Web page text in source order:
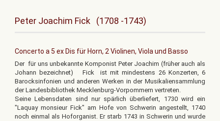
Peter Joachim Fick (1708 -1743)
Concerto a 5 ex Dis für Horn, 2 Violinen, Viola und Basso
Der für uns unbekannte Komponist Peter Joachim (früher auch als
Johann bezeichnet) Fick ist mit mindestens 26 Konzerten, 6
Barocksinfonien und anderen Werken in der Musikaliensammlung
der Landesbibliothek Mecklenburg-Vorpommern vertreten.
Seine Lebensdaten sind nur spärlich überliefert, 1730 wird ein
"Laquay monsieur Fick" am Hofe von Schwerin angestellt, 1740
noch einmal als Hoforganist. Er starb 1743 in Schwerin und wurde